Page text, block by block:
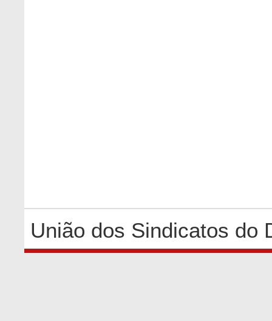
União dos Sindicatos do